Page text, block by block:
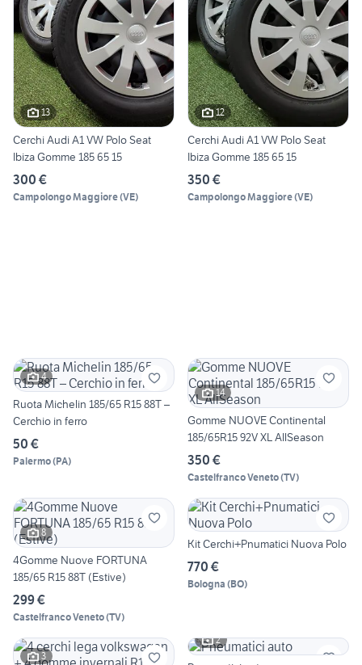
13
Cerchi Audi A1 VW Polo Seat
Ibiza Gomme 185 65 15
300 €
Campolongo Maggiore(VE)
12
Cerchi Audi A1 VW Polo Seat
Ibiza Gomme 185 65 15
350 €
Campolongo Maggiore(VE)
4
Ruota Michelin 185/65 R15 88T –
Cerchio in ferro
50 €
Palermo(PA)
14
Gomme NUOVE Continental
185/65R15 92V XL AllSeason
350 €
Castelfranco Veneto(TV)
8
4Gomme Nuove FORTUNA
185/65 R15 88T (Estive)
299 €
Castelfranco Veneto(TV)
Kit Cerchi+Pnumatici Nuova Polo
770 €
Bologna (BO)
3
2